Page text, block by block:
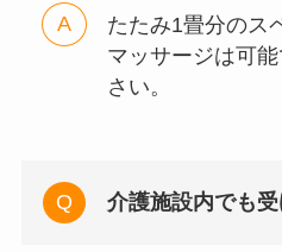
たたみ1畳分のス
マッサージは可
さい。
介護施設内でも